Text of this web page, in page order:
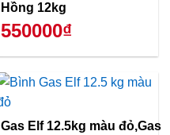
Hồng 12kg
550000₫
Gas Elf 12.5kg màu đỏ,Gas